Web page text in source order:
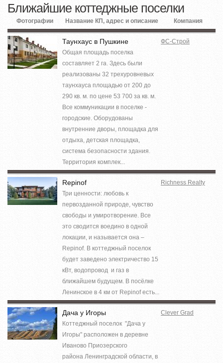
Ближайшие коттеджные поселки
Фотографии Название КП, адрес и описание Компания
Таунхаус в Пушкине
Общая площадь поселка
составляет 2 га. Здесь были
реализованы 32 трехуровневых
таунхауса площадью от 200 до
290 кв. м. по цене 53 700 за кв. м.
Все коммуникации в поселке -
городские. Оборудованы
внутренние дворы, площадка для
отдыха, детская площадка,
система безопасности здания.
Территория комплек...
ФС-Строй
Repinof
Три ценности: любовь к
первозданной природе, чувство
свободы и умиротворение. Все
это сводится воедино в одной
локации, и называется она –
Repinof. В коттеджный поселок
будет заведено электричество 15
кВт, водопровод и газ в
ближайшем будущем. В посёлке
Ленинское в 4 км от Repinof есть...
Richness Realty
Дача у Игоры
Коттеджный поселок "Дача у
Игоры" расположен в деревне
Иваново Приозерского
района Ленинградской области, в
Clever Grad